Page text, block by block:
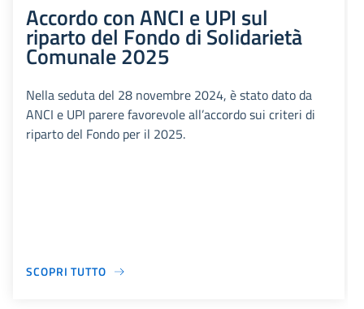
Accordo con ANCI e UPI sul
riparto del Fondo di Solidarietà
Comunale 2025
Nella seduta del 28 novembre 2024, è stato dato da
ANCI e UPI parere favorevole all’accordo sui criteri di
riparto del Fondo per il 2025.
SCOPRI TUTTO